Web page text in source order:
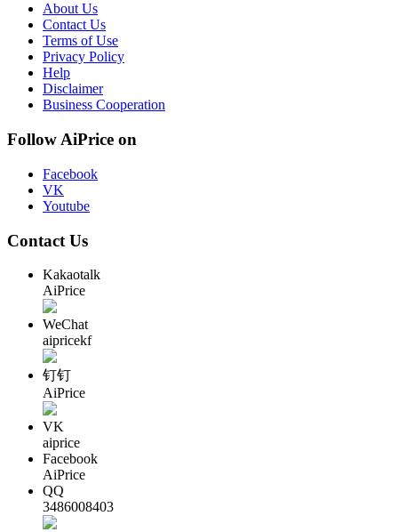
About Us
Contact Us
Terms of Use
Privacy Policy
Help
Disclaimer
Business Cooperation
Follow AiPrice on
Facebook
VK
Youtube
Contact Us
Kakaotalk
AiPrice
WeChat
aipricekf
钉钉
AiPrice
VK
aiprice
Facebook
AiPrice
QQ
3486008403